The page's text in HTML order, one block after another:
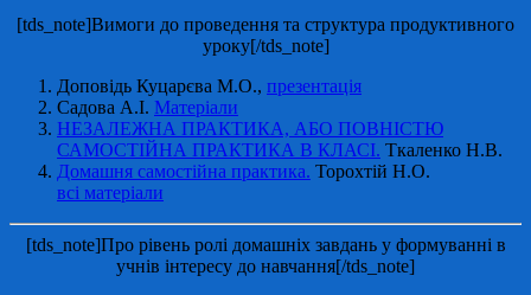
[tds_note]Вимоги до проведення та структура продуктивного
уроку[/tds_note]
Доповідь Куцарєва М.О., презентація
Садова А.І. Матеріали
НЕЗАЛЕЖНА ПРАКТИКА, АБО ПОВНІСТЮ
САМОСТІЙНА ПРАКТИКА В КЛАСІ. Ткаленко Н.В.
Домашня самостійна практика. Торохтій Н.О.
всі матеріали
[tds_note]Про рівень ролі домашніх завдань у формуванні в
учнів інтересу до навчання[/tds_note]